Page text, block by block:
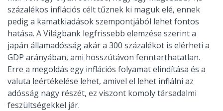
százalékos inflációs célt tűznek ki maguk elé, ennek
pedig a kamatkiadások szempontjából lehet fontos
hatása. A Világbank legfrissebb elemzése szerint a
japán államadósság akár a 300 százalékot is elérheti a
GDP arányában, ami hosszútávon fenntarthatatlan.
Erre a megoldás egy inflációs folyamat elindítása és a
valuta leértékelése lehet, amivel el lehet inflálni az
adósság nagy részét, ez viszont komoly társadalmi
feszültségekkel jár.